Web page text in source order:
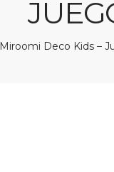
Miroomi Deco Kids –